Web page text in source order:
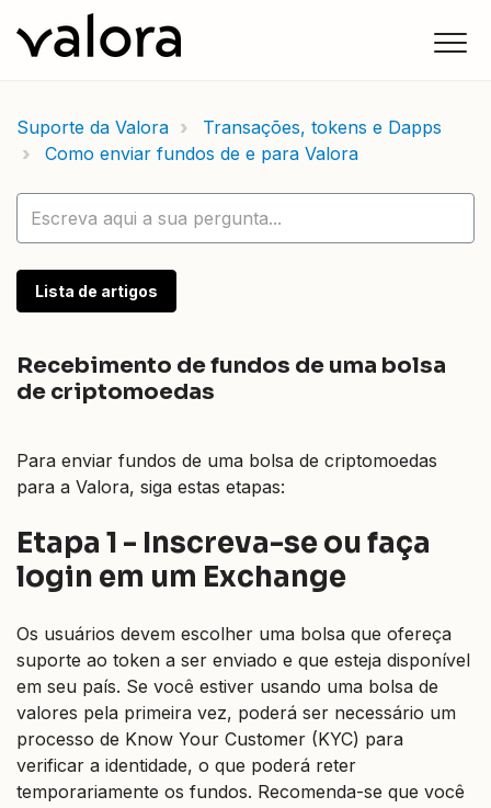
Suporte da Valora
Transações, tokens e Dapps
Como enviar fundos de e para Valora
Lista de artigos
Recebimento de fundos de uma bolsa
de criptomoedas
Para enviar fundos de uma bolsa de criptomoedas
para a Valora, siga estas etapas:
Etapa 1 - Inscreva-se ou faça
login em um Exchange
Os usuários devem escolher uma bolsa que ofereça
suporte ao token a ser enviado e que esteja disponível
em seu país. Se você estiver usando uma bolsa de
valores pela primeira vez, poderá ser necessário um
processo de Know Your Customer (KYC) para
verificar a identidade, o que poderá reter
temporariamente os fundos. Recomenda-se que você